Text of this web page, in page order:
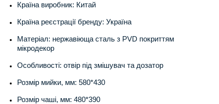
Країна виробник: Китай
Країна реєстрації бренду: Україна
Матеріал: нержавіюща сталь з PVD покриттям
мікродекор
Особливості: отвір під змішувач та дозатор
Розмір мийки, мм: 580*430
Розмір чаші, мм: 480*390